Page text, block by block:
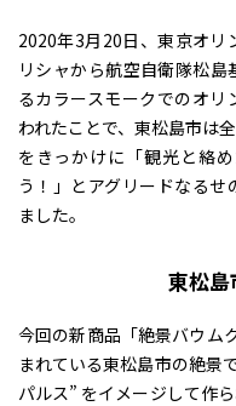
2020年3月20日、東京オリ
リシャから航空自衛隊松
るカラースモークでのオ
われたことで、東松島市は
をきっかけに「観光と絡
う！」とアグリードなる
ました。
東松
今回の新商品「絶景バウム
まれている東松島市の絶景
パルス” をイメージして作